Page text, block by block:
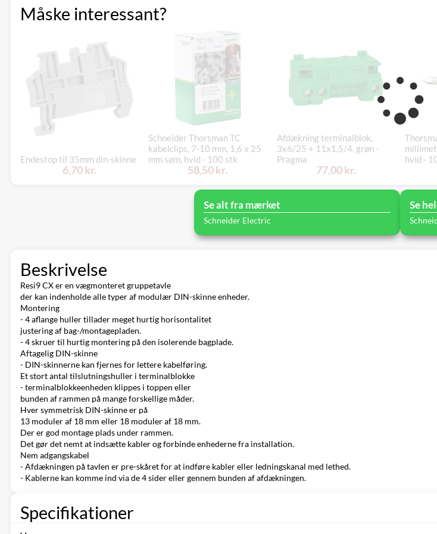
Måske interessant?
Endestop til 35mm din-skinne
6,70 kr.
Schneider Thorsman TC
kabelclips, 7-10 mm, 1,6 x 25
mm søm, hvid - 100 stk
58,50 kr.
Afdækning terminalblok,
3x6/25 + 11x1,5/4, grøn -
Pragma
77,00 kr.
hvid -
Se alt fra mærket
Schneider Electric
Se
Beskrivelse
Resi9 CX er en vægmonteret gruppetavle
der kan indenholde alle typer af modulær DIN-skinne enheder.
Montering
- 4 aflange huller tillader meget hurtig horisontalitet
justering af bag-/montagepladen.
- 4 skruer til hurtig montering på den isolerende bagplade.
Aftagelig DIN-skinne
- DIN-skinnerne kan fjernes for lettere kabelføring.
Et stort antal tilslutningshuller i terminalblokke
- terminalblokkeenheden klippes i toppen eller
bunden af rammen på mange forskellige måder.
Hver symmetrisk DIN-skinne er på
13 moduler af 18 mm eller 18 moduler af 18 mm.
Der er god montage plads under rammen.
Det gør det nemt at indsætte kabler og forbinde enhederne fra installation.
Nem adgangskabel
- Afdækningen på tavlen er pre-skåret for at indføre kabler eller ledningskanal med lethed.
- Kablerne kan komme ind via de 4 sider eller gennem bunden af afdækningen.
Specifikationer